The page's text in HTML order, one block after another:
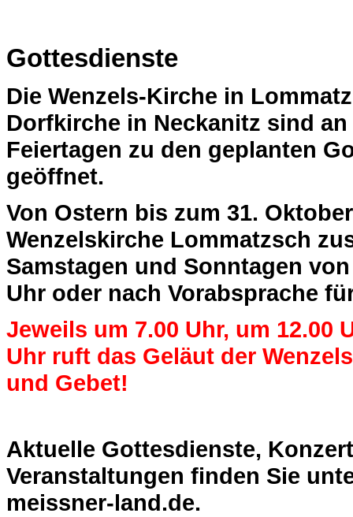
Gottesdienste
Die Wenzels-Kirche in
Dorfkirche in Neckanitz sind
Feiertagen zu den geplanten
geöffnet.
Von Ostern bis zum 31.
Wenzelskirche Lommatzsch
Samstagen und Sonntagen
Uhr oder nach Vorabsprache
Jeweils um 7.00 Uhr, um 12.00
Uhr ruft das Geläut der
und Gebet!
Aktuelle Gottesdienste,
Veranstaltungen finden Sie
meissner-land.de.